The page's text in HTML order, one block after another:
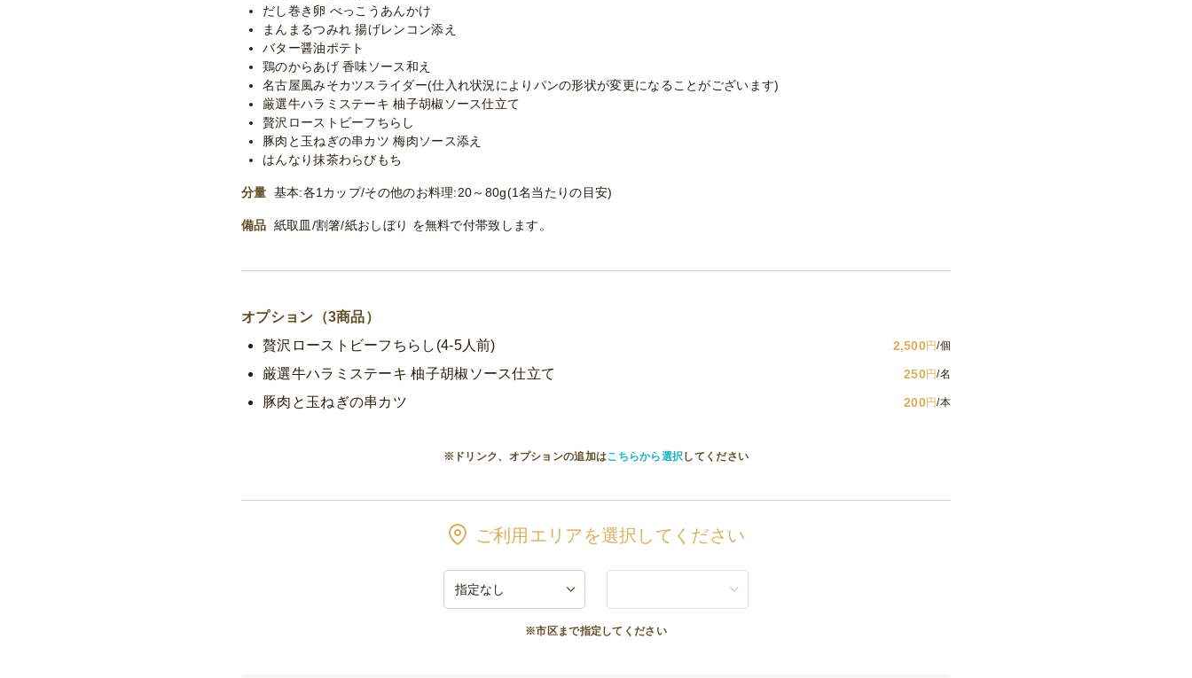
だし巻き卵 べっこうあんかけ
まんまるつみれ 揚げレンコン添え
バター醤油ポテト
鶏のからあげ 香味ソース和え
名古屋風みそカツスライダー(仕入れ状況によりパンの形状が変更になることがございます)
厳選牛ハラミステーキ 柚子胡椒ソース仕立て
贅沢ローストビーフちらし
豚肉と玉ねぎの串カツ 梅肉ソース添え
はんなり抹茶わらびもち
分量 基本:各1カップ/その他のお料理:20～80g(1名当たりの目安)
備品 紙取皿/割箸/紙おしぼり を無料で付帯致します。
オプション（3商品）
贅沢ローストビーフちらし(4-5人前)
2,500円/個
厳選牛ハラミステーキ 柚子胡椒ソース仕立て 250円/名
豚肉と玉ねぎの串カツ 200円/本
※ドリンク、オプションの追加はこちらから選択してください
ご利用エリアを選択してください
※市区まで指定してください